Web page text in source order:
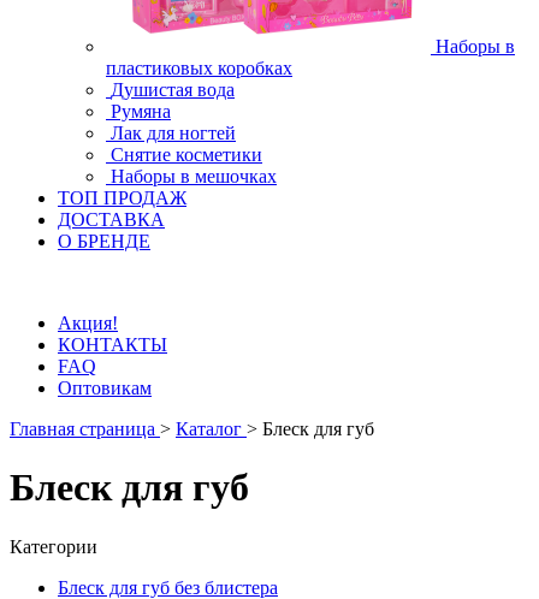
Наборы в
пластиковых коробках
Душистая вода
Румяна
Лак для ногтей
Снятие косметики
Наборы в мешочках
ТОП ПРОДАЖ
ДОСТАВКА
О БРЕНДЕ
Акция!
КОНТАКТЫ
FAQ
Оптовикам
Главная страница > Каталог > Блеск для губ
Блеск для губ
Категории
Блеск для губ без блистера